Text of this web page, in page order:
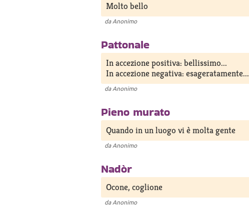
Molto bello
da Anonimo
Pattonale
In accezione positiva: bellissimo...
In accezione negativa: esageratamente...
da Anonimo
Pieno murato
Quando in un luogo vi è molta gente
da Anonimo
Nadòr
Ocone, coglione
da Anonimo